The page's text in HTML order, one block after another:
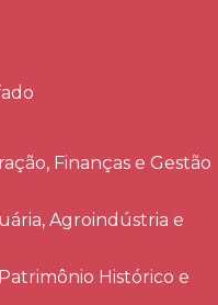
Finanças e Gestão
Agroindústria e
Histórico e